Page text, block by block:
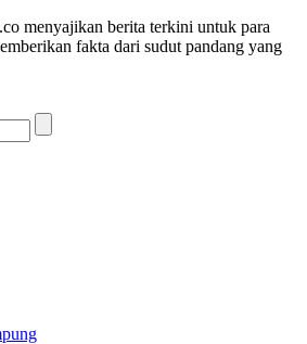
menyajikan berita terkini untuk para
fakta dari sudut pandang yang